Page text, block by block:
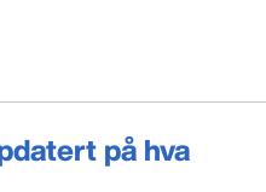
på hva